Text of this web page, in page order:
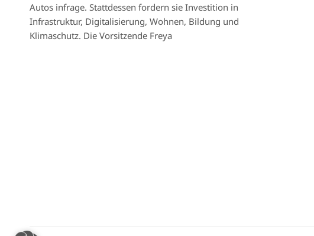
Autos infrage. Stattdessen fordern sie Investition in
Infrastruktur, Digitalisierung, Wohnen, Bildung und
Klimaschutz. Die Vorsitzende Freya